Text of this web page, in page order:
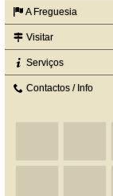
A Freguesia
Visitar
Serviços
Contactos / Info